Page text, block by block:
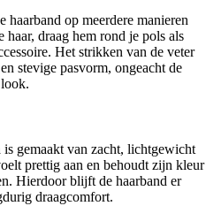
haarband op meerdere manieren
draag hem rond je pols als
Het strikken van de veter
stevige pasvorm, ongeacht de
is gemaakt van zacht, lichtgewicht
prettig aan en behoudt zijn kleur
Hierdoor blijft de haarband er
draagcomfort.